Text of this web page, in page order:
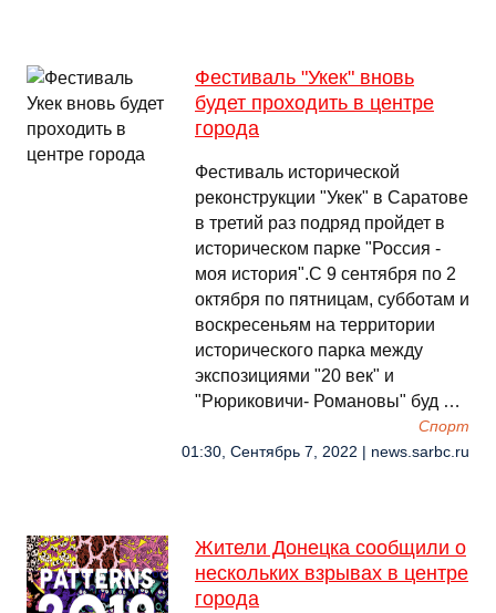
Фестиваль "Укек" вновь
будет проходить в центре
города
Фестиваль исторической
реконструкции "Укек" в Саратове
в третий раз подряд пройдет в
историческом парке "Россия -
моя история".С 9 сентября по 2
октября по пятницам, субботам и
воскресеньям на территории
исторического парка между
экспозициями "20 век" и
"Рюриковичи- Романовы" буд …
Спорт
01:30, Сентябрь 7, 2022 | news.sarbc.ru
Жители Донецка сообщили о
нескольких взрывах в центре
города